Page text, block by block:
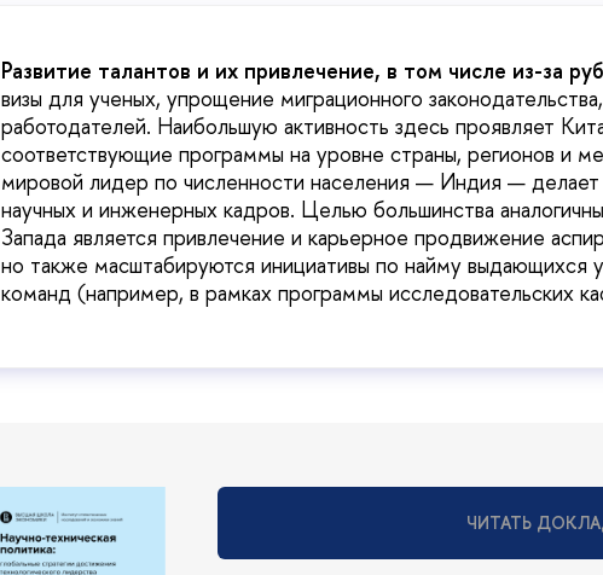
Развитие талантов и их привлечение, в том числе из-за
визы для ученых, упрощение миграционного
работодателей. Наибольшую активность здесь проявляет
соответствующие программы на уровне страны, регионов и
мировой лидер по численности населения — Индия — делает
научных и инженерных кадров. Целью большинства
Запада является привлечение и карьерное продвижение
но также масштабируются инициативы по найму выдающихся
команд (например, в рамках программы исследовательских
ЧИТАТЬ